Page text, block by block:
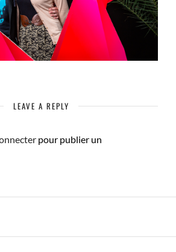
LEAVE A REPLY
pour publier un